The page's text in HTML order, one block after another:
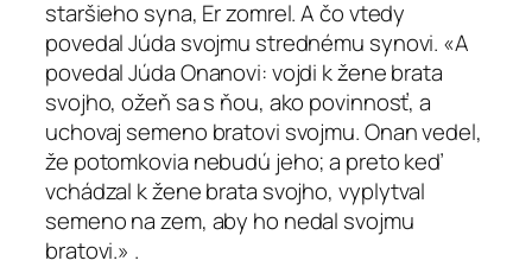
staršieho syna, Er zomrel. A čo vtedy
povedal Júda svojmu strednému synovi. «A
povedal Júda Onanovi: vojdi k žene brata
svojho, ožeň sa s ňou, ako povinnosť, a
uchovaj semeno bratovi svojmu. Onan vedel,
že potomkovia nebudú jeho; a preto keď
vchádzal k žene brata svojho, vyplytval
semeno na zem, aby ho nedal svojmu
bratovi.» .